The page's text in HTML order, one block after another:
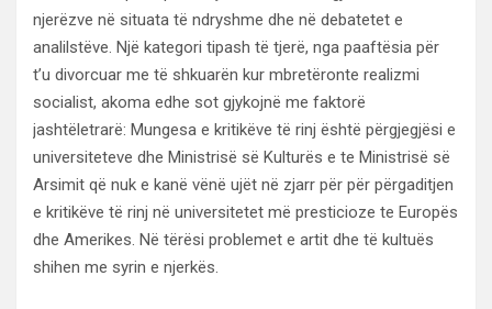
njerëzve në situata të ndryshme dhe në debatetet e
analilstëve. Një kategori tipash të tjerë, nga paaftësia për
t’u divorcuar me të shkuarën kur mbretëronte realizmi
socialist, akoma edhe sot gjykojnë me faktorë
jashtëletrarë: Mungesa e kritikëve të rinj është përgjegjësi e
universiteteve dhe Ministrisë së Kulturës e te Ministrisë së
Arsimit që nuk e kanë vënë ujët në zjarr për për përgaditjen
e kritikëve të rinj në universitetet më presticioze te Europës
dhe Amerikes. Në tërësi problemet e artit dhe të kultuës
shihen me syrin e njerkës.